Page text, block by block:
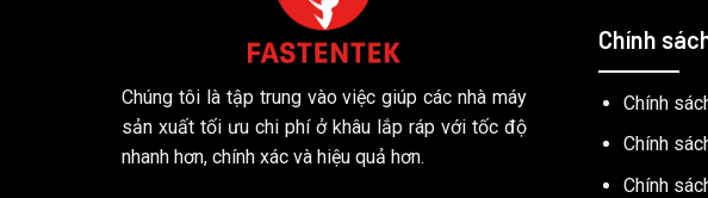
Chúng tôi là tập trung vào việc giúp các nhà máy
sản xuất tối ưu chi phí ở khâu lắp ráp với tốc độ
nhanh hơn, chính xác và hiệu quả hơn.
Chính
Chính
Chính
Chính